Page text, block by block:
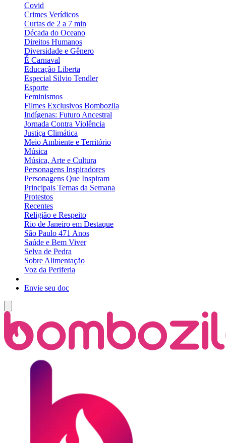
Covid
Crimes Verídicos
Curtas de 2 a 7 min
Década do Oceano
Direitos Humanos
Diversidade e Gênero
É Carnaval
Educação Liberta
Especial Silvio Tendler
Esporte
Feminismos
Filmes Exclusivos Bombozila
Indígenas: Futuro Ancestral
Jornada Contra Violência
Justiça Climática
Meio Ambiente e Território
Música
Música, Arte e Cultura
Personagens Inspiradores
Personagens Que Inspiram
Principais Temas da Semana
Protestos
Recentes
Religião e Respeito
Rio de Janeiro em Destaque
São Paulo 471 Anos
Saúde e Bem Viver
Selva de Pedra
Sobre Alimentação
Voz da Periferia
Envie seu doc